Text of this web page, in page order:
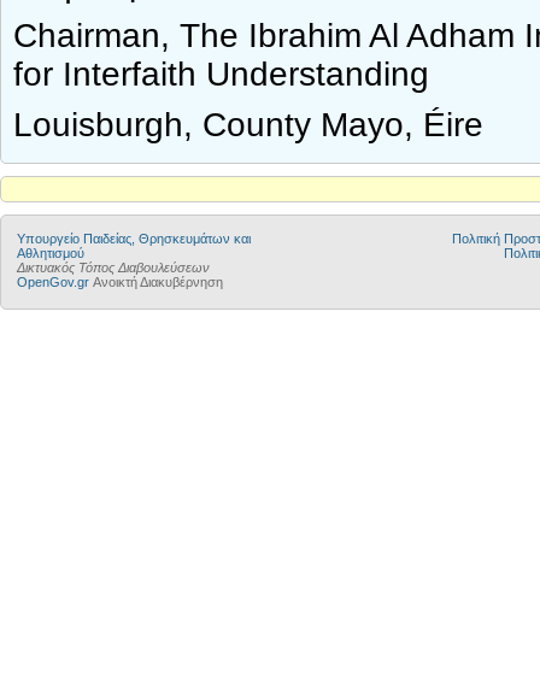
Chairman, The Ibrahim Al Adham
for Interfaith Understanding
Louisburgh, County Mayo, Éire
Υπουργείο Παιδείας, Θρησκευμάτων και
Αθλητισμού
Δικτυακός Τόπος Διαβουλεύσεων
OpenGov.gr Ανοικτή Διακυβέρνηση
Πολιτική